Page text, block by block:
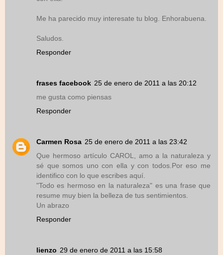
Me ha parecido muy interesate tu blog. Enhorabuena.
Saludos.
Responder
frases facebook 25 de enero de 2011 a las 20:12
me gusta como piensas
Responder
Carmen Rosa 25 de enero de 2011 a las 23:42
Que hermoso artículo CAROL, amo a la naturaleza y
sé que somos uno con ella y con todos.Por eso me
identifico con lo que escribes aquí.
"Todo es hermoso en la naturaleza" es una frase que
resume muy bien la belleza de tus sentimientos.
Un abrazo
Responder
lienzo 29 de enero de 2011 a las 15:58